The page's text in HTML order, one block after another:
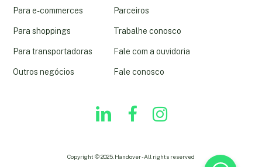
Para e-commerces
Para shoppings
Para transportadoras
Outros negócios
Parceiros
Trabalhe conosco
Fale com a ouvidoria
Fale conosco
linkedin youtubeinstagram
Copyright © 2025. Handover - All rights reserved